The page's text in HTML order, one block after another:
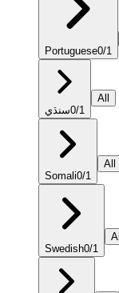
Portuguese0/1
سنڌي0/1
All
Somali0/1
All
Swedish0/1
All